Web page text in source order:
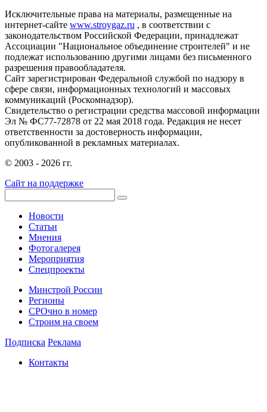
Исключительные права на материалы, размещенные на
интернет-сайте www.stroygaz.ru , в соответствии с
законодательством Российской Федерации, принадлежат
Ассоциации "Национальное объединение строителей" и не
подлежат использованию другими лицами без письменного
разрешения правообладателя.
Сайт зарегистрирован Федеральной службой по надзору в
сфере связи, информационных технологий и массовых
коммуникаций (Роскомнадзор).
Свидетельство о регистрации средства массовой информации
Эл № ФС77-72878 от 22 мая 2018 года. Редакция не несет
ответственности за достоверность информации,
опубликованной в рекламных материалах.
© 2003 - 2026 гг.
Сайт на поддержке
Новости
Статьи
Мнения
Фотогалерея
Мероприятия
Спецпроекты
Минстрой России
Регионы
СРОчно в номер
Строим на своем
Подписка Реклама
Контакты